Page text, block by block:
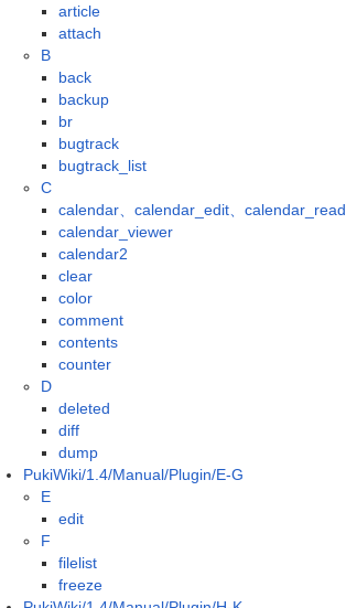
article
attach
B
back
backup
br
bugtrack
bugtrack_list
C
calendar、calendar_edit、calendar_read
calendar_viewer
calendar2
clear
color
comment
contents
counter
D
deleted
diff
dump
PukiWiki/1.4/Manual/Plugin/E-G
E
edit
F
filelist
freeze